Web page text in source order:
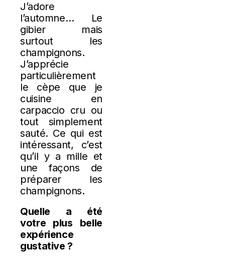
J’adore
l’automne… Le
gibier mais
surtout les
champignons.
J’apprécie
particulièrement
le cèpe que je
cuisine en
carpaccio cru ou
tout simplement
sauté. Ce qui est
intéressant, c’est
qu’il y a mille et
une façons de
préparer les
champignons.
Quelle a été
votre plus belle
expérience
gustative ?